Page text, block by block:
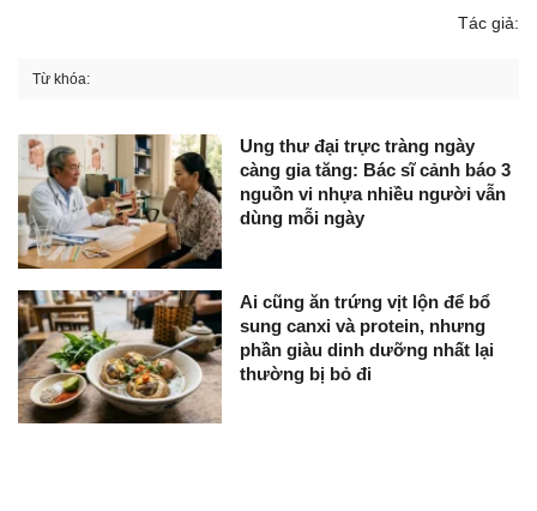
Tác giả:
Từ khóa:
Ung thư đại trực tràng ngày
càng gia tăng: Bác sĩ cảnh báo 3
nguồn vi nhựa nhiều người vẫn
dùng mỗi ngày
Ai cũng ăn trứng vịt lộn để bổ
sung canxi và protein, nhưng
phần giàu dinh dưỡng nhất lại
thường bị bỏ đi